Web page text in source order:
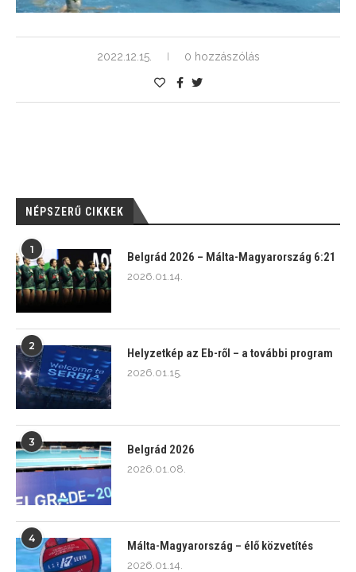
2022.12.15. 0 hozzászólás
NÉPSZERŰ CIKKEK
1
Belgrád 2026 – Málta-Magyarország 6:21
2026.01.14.
2
Helyzetkép az Eb-ről – a további program
2026.01.15.
3
Belgrád 2026
2026.01.08.
4
Málta-Magyarország – élő közvetítés
2026.01.14.